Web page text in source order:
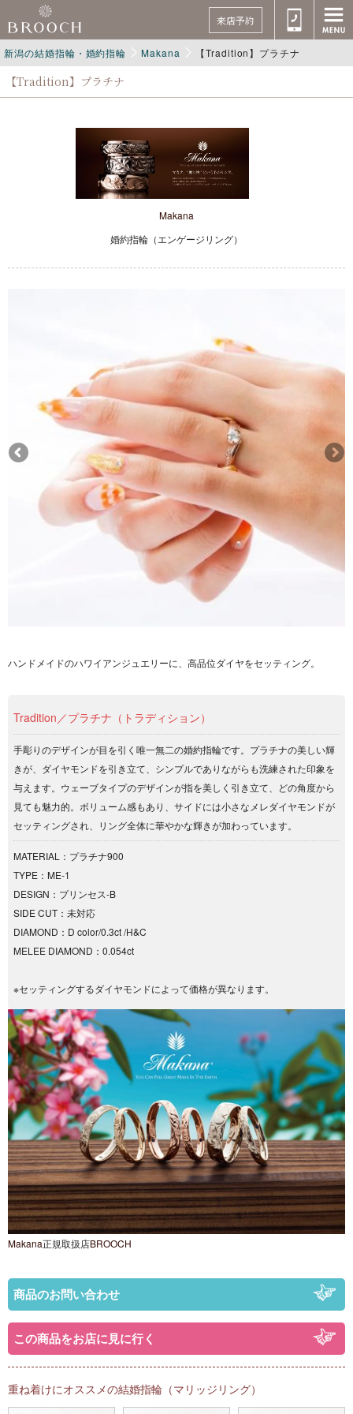
来店予約
新潟の結婚指輪・婚約指輪 Makana 【Tradition】プラチナ
【Tradition】プラチナ
Makana
婚約指輪（エンゲージリング）
ハンドメイドのハワイアンジュエリーに、高品位ダイヤをセッティング。
Tradition／プラチナ（トラディション）
手彫りのデザインが目を引く唯一無二の婚約指輪です。プラチナの美しい輝
きが、ダイヤモンドを引き立て、シンプルでありながらも洗練された印象を
与えます。ウェーブタイプのデザインが指を美しく引き立て、どの角度から
見ても魅力的。ボリューム感もあり、サイドには小さなメレダイヤモンドが
セッティングされ、リング全体に華やかな輝きが加わっています。
MATERIAL：プラチナ900
TYPE：ME-1
DESIGN：プリンセス-B
SIDE CUT：未対応
DIAMOND：D color/0.3ct /H&C
MELEE DIAMOND：0.054ct
※セッティングするダイヤモンドによって価格が異なります。
Makana正規取扱店BROOCH
商品のお問い合わせ
この商品をお店に見に行く
重ね着けにオススメの結婚指輪（マリッジリング）